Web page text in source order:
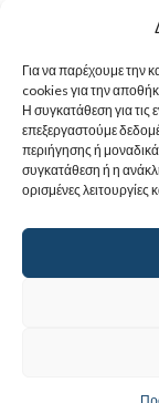
Για να παρέχουμε την
cookies για την
Η συγκατάθεση για τις
επεξεργαστούμε
περιήγησης ή
συγκατάθεση ή η
ορισμένες λειτουργίες
Χρήσιμα
Sitemap
Στοιχεία
Ιερά